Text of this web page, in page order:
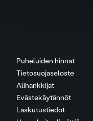
Puheluiden hinnat
Tietosuojaseloste
Alihankkijat
Evästekäytännöt
Laskutustiedot